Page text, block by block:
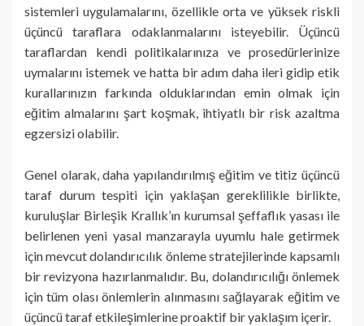
sistemleri uygulamalarını, özellikle orta ve yüksek riskli
üçüncü taraflara odaklanmalarını isteyebilir. Üçüncü
taraflardan kendi politikalarınıza ve prosedürlerinize
uymalarını istemek ve hatta bir adım daha ileri gidip etik
kurallarınızın farkında olduklarından emin olmak için
eğitim almalarını şart koşmak, ihtiyatlı bir risk azaltma
egzersizi olabilir.
Genel olarak, daha yapılandırılmış eğitim ve titiz üçüncü
taraf durum tespiti için yaklaşan gereklilikle birlikte,
kuruluşlar Birleşik Krallık’ın kurumsal şeffaflık yasası ile
belirlenen yeni yasal manzarayla uyumlu hale getirmek
için mevcut dolandırıcılık önleme stratejilerinde kapsamlı
bir revizyona hazırlanmalıdır. Bu, dolandırıcılığı önlemek
için tüm olası önlemlerin alınmasını sağlayarak eğitim ve
üçüncü taraf etkileşimlerine proaktif bir yaklaşım içerir.